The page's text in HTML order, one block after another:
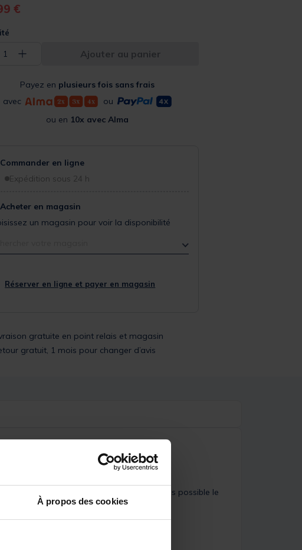
À propos des cookies
€
1 + Ajouter au panier
Payez en plusieurs fois sans frais
avec
ou
ou en 10x avec Alma
Commander en ligne
Expédition sous 24 h
Acheter en magasin
un magasin pour voir la disponibilité
Réserver en ligne et payer en magasin
gratuite en point relais et magasin
gratuit, 1 mois pour changer d’avis
les garder dans les meilleures conditions possible le